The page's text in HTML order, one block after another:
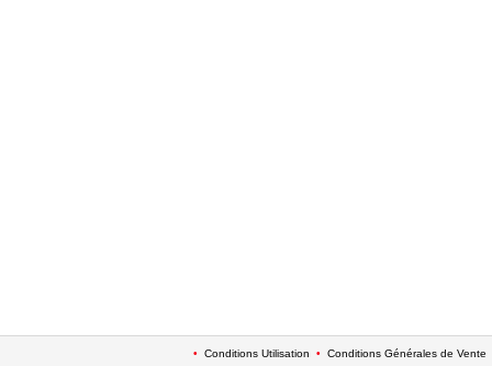
• Conditions Utilisation • Conditions Générales de Vente